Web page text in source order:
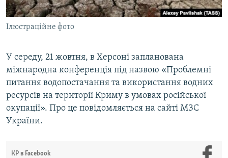
УКРАЇНСЬКА ПРОБЛЕМА КРИМУ
ІНФОГРАФІКА
Qırımtatar
ДОЛУЧАЙСЯ!
Усі сайти RFE/RL
Ілюстраційне фото
У середу, 21 жовтня, в Херсоні запланована
міжнародна конференція під назвою «Проблемні
питання водопостачання та використання водних
ресурсів на території Криму в умовах російської
окупації». Про це повідомляється на сайті МЗС
України.
КР в Facebook